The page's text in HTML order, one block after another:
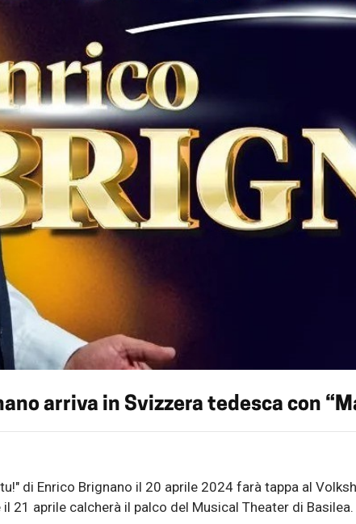
arriva in Svizzera tedesca con
di Enrico Brignano il 20 aprile 2024 farà tappa al
21 aprile calcherà il palco del Musical Theater di Basilea.